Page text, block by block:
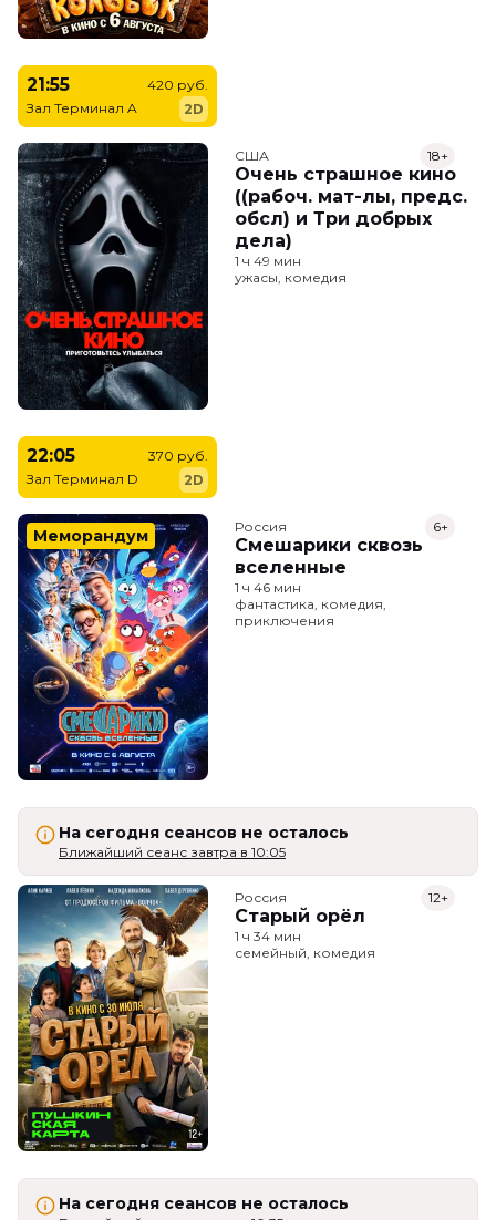
21:55
Зал Терминал A
420 руб.
2D
США
Очень страшное кино
((рабоч. мат-лы, предс.
обсл) и Три добрых
дела)
18+
1 ч 49 мин
ужасы, комедия
22:05
Зал Терминал D
370 руб.
2D
Меморандум Россия
Смешарики сквозь
вселенные
6+
1 ч 46 мин
фантастика, комедия,
приключения
На сегодня сеансов не осталось
Ближайший сеанс завтра в 10:05
Россия
Старый орёл
12+
1 ч 34 мин
семейный, комедия
На сегодня сеансов не осталось